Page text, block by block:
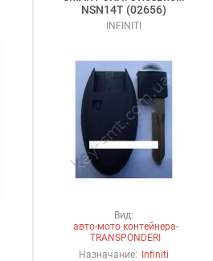
NSN14T (02656)
INFINITI
Вид:
авто-мото контейнера-
TRANSPONDERI
Назначание: Infiniti